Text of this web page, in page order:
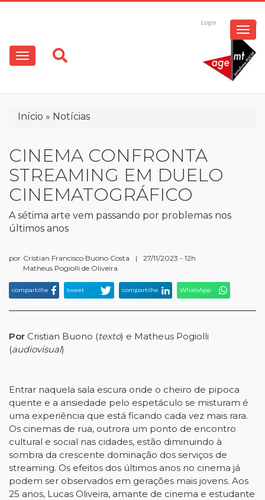
conteúdo
principal
Login Registrar
Main
navigation
Trilha
navegação
Início Notícias
CINEMA CONFRONTA
STREAMING EM DUELO
CINEMATOGRÁFICO
A sétima arte vem passando por problemas nos
últimos anos
por Cristian Francisco Buono Costa
Matheus Pogiolli de Oliveira
| 27/11/2023 - 12h
compartilhe tweet compartilhe WhatsApp
Por Cristian Buono (texto) e Matheus Pogiolli
(audiovisual)
Entrar naquela sala escura onde o cheiro de pipoca
quente e a ansiedade pelo espetáculo se misturam é
uma experiência que está ficando cada vez mais rara.
Os cinemas de rua, outrora um ponto de encontro
cultural e social nas cidades, estão diminuindo à
sombra da crescente dominação dos serviços de
streaming. Os efeitos dos últimos anos no cinema já
podem ser observados em gerações mais jovens. Aos
25 anos, Lucas Oliveira, amante de cinema e estudante